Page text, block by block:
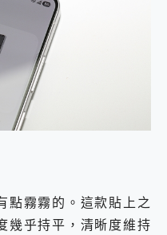
點霧霧的。這款貼上之
幾乎持平，清晰度維持